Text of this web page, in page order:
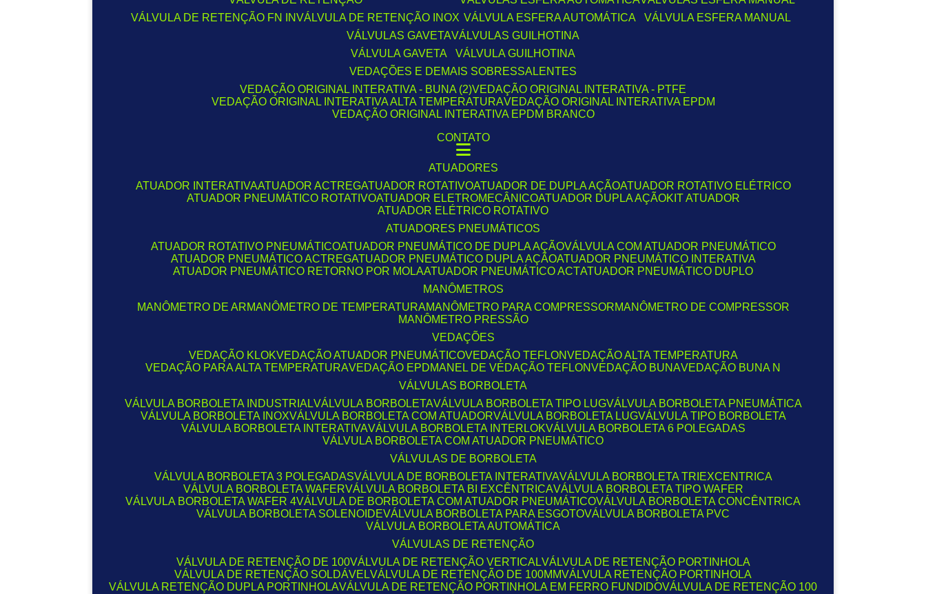
VÁLVULA DE RETENÇÃO FN IN
VÁLVULA DE RETENÇÃO INOX
VÁLVULA ESFERA AUTOMÁTICA
VÁLVULA ESFERA MANUAL
VÁLVULAS GAVETA
VÁLVULA GAVETA
VÁLVULAS GUILHOTINA
VÁLVULA GUILHOTINA
VEDAÇÕES E DEMAIS SOBRESSALENTES
VEDAÇÃO ORIGINAL INTERATIVA - BUNA (2)
VEDAÇÃO ORIGINAL INTERATIVA - PTFE
VEDAÇÃO ORIGINAL INTERATIVA ALTA TEMPERATURA
VEDAÇÃO ORIGINAL INTERATIVA EPDM
VEDAÇÃO ORIGINAL INTERATIVA EPDM BRANCO
CONTATO
ATUADORES
ATUADOR INTERATIVA
ATUADOR ACTREG ATUADOR ROTATIVO ATUADOR DE DUPLA AÇÃO ATUADOR ROTATIVO ELÉTRICO
ATUADOR PNEUMÁTICO ROTATIVO ATUADOR ELETROMECÂNICO ATUADOR DUPLA AÇÃO
KIT ATUADOR
ATUADOR ELÉTRICO ROTATIVO
ATUADORES PNEUMÁTICOS
ATUADOR ROTATIVO PNEUMÁTICO ATUADOR PNEUMÁTICO DE DUPLA AÇÃO
VÁLVULA COM ATUADOR PNEUMÁTICO
ATUADOR PNEUMÁTICO ACTREG ATUADOR PNEUMÁTICO DUPLA AÇÃO ATUADOR PNEUMÁTICO INTERATIVA
ATUADOR PNEUMÁTICO RETORNO POR MOLA
ATUADOR PNEUMÁTICO ACT ATUADOR PNEUMÁTICO DUPLO
MANÔMETROS
MANÔMETRO DE AR
MANÔMETRO DE TEMPERATURA MANÔMETRO PARA COMPRESSOR
MANÔMETRO DE COMPRESSOR
MANÔMETRO PRESSÃO
VEDAÇÕES
VEDAÇÃO KLOK
VEDAÇÃO ATUADOR PNEUMÁTICO VEDAÇÃO TEFLON
VEDAÇÃO ALTA TEMPERATURA
VEDAÇÃO PARA ALTA TEMPERATURA
VEDAÇÃO EPDM ANEL DE VEDAÇÃO TEFLON VEDAÇÃO BUNA
VEDAÇÃO BUNA N
VÁLVULAS BORBOLETA
VÁLVULA BORBOLETA INDUSTRIAL
VÁLVULA BORBOLETA VÁLVULA BORBOLETA TIPO LUG
VÁLVULA BORBOLETA PNEUMÁTICA
VÁLVULA BORBOLETA INOX
VÁLVULA BORBOLETA COM ATUADOR VÁLVULA BORBOLETA LUG
VÁLVULA TIPO BORBOLETA
VÁLVULA BORBOLETA INTERATIVA
VÁLVULA BORBOLETA INTERLOK
VÁLVULA BORBOLETA 6 POLEGADAS
VÁLVULA BORBOLETA COM ATUADOR PNEUMÁTICO
VÁLVULAS DE BORBOLETA
VÁLVULA BORBOLETA 3 POLEGADAS
VÁLVULA DE BORBOLETA INTERATIVA
VÁLVULA BORBOLETA TRIEXCENTRICA
VÁLVULA BORBOLETA WAFER
VÁLVULA BORBOLETA BI EXCÊNTRICA
VÁLVULA BORBOLETA TIPO WAFER
VÁLVULA BORBOLETA WAFER 4
VÁLVULA DE BORBOLETA COM ATUADOR PNEUMÁTICO
VÁLVULA BORBOLETA CONCÊNTRICA
VÁLVULA BORBOLETA SOLENOIDE
VÁLVULA BORBOLETA PARA ESGOTO
VÁLVULA BORBOLETA PVC
VÁLVULA BORBOLETA AUTOMÁTICA
VÁLVULAS DE RETENÇÃO
VÁLVULA DE RETENÇÃO DE 100
VÁLVULA DE RETENÇÃO VERTICAL
VÁLVULA DE RETENÇÃO PORTINHOLA
VÁLVULA DE RETENÇÃO SOLDÁVEL
VÁLVULA DE RETENÇÃO DE 100MM
VÁLVULA RETENÇÃO PORTINHOLA
VÁLVULA RETENÇÃO DUPLA PORTINHOLA
VÁLVULA DE RETENÇÃO PORTINHOLA EM FERRO FUNDIDO
VÁLVULA DE RETENÇÃO 100